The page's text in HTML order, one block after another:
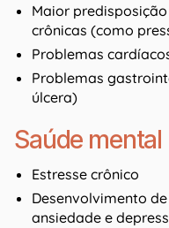
Maior
crônicas (como
Problemas
Problemas
úlcera)
Saúde mental
Estresse crônico
Desenvolvimento
ansiedade e